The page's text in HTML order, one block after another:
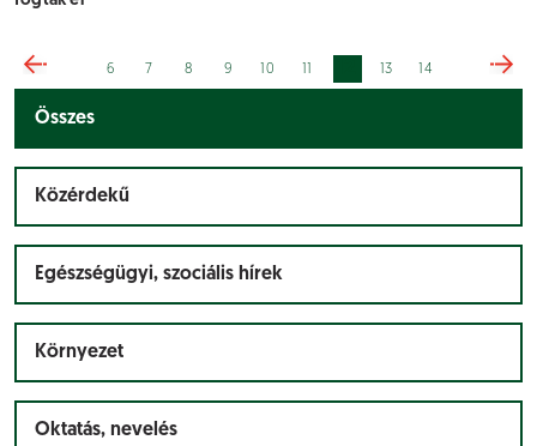
6 7 8 9 10 13 14
Összes
Közérdekű
Egészségügyi, szociális hírek
Környezet
Oktatás, nevelés